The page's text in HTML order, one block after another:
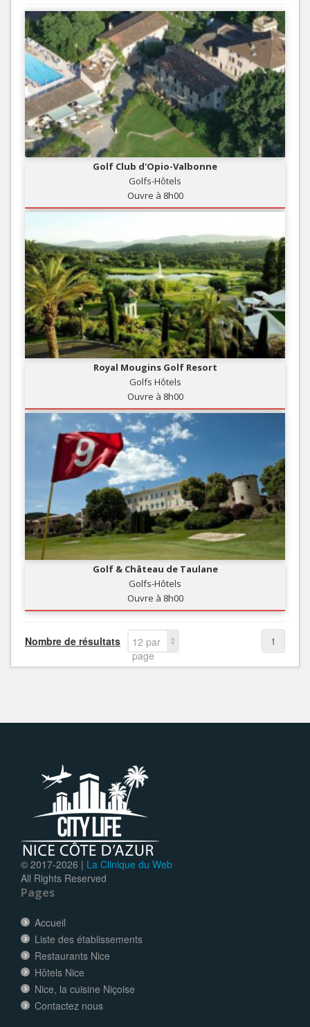
Golf Club d'Opio-Valbonne
Golfs-Hôtels
Ouvre à 8h00
Royal Mougins Golf Resort
Golfs Hôtels
Ouvre à 8h00
Golf & Château de Taulane
Golfs-Hôtels
Ouvre à 8h00
Nombre de résultats
12 par
page
1
© 2017-2026 | La Clinique du Web
All Rights Reserved
Pages
Accueil
Liste des établissements
Restaurants Nice
Hôtels Nice
Nice, la cuisine Niçoise
Contactez nous